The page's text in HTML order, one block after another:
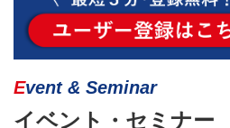
Event & Seminar
イベント・セミナー